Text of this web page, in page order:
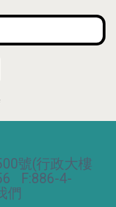
號(行政大樓
F:886-4-
們